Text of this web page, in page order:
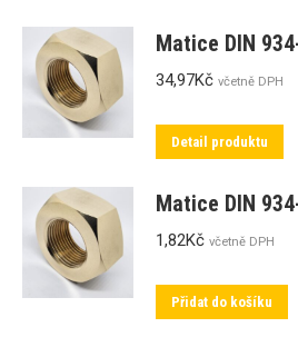
Matice DIN
34,97Kč včetně DPH
Detail produktu
Matice DIN
1,82Kč včetně DPH
Přidat do košíku